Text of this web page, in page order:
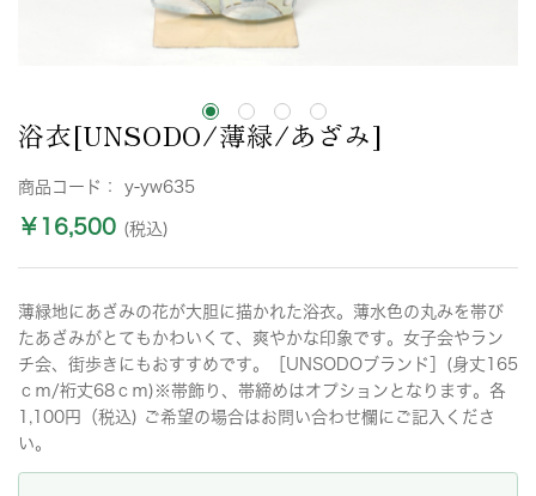
浴衣[UNSODO/薄緑/あざみ]
商品コード： y-yw635
￥16,500 (税込)
薄緑地にあざみの花が大胆に描かれた浴衣。薄水色の丸みを帯び
たあざみがとてもかわいくて、爽やかな印象です。女子会やラン
チ会、街歩きにもおすすめです。［UNSODOブランド］(身丈165
ｃｍ/裄丈68ｃｍ)※帯飾り、帯締めはオプションとなります。各
1,100円（税込) ご希望の場合はお問い合わせ欄にご記入くださ
い。